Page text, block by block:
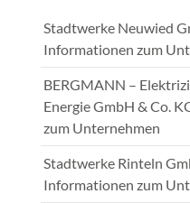
Stadtwerke Neuwied
Informationen zum
BERGMANN –
Energie GmbH & Co.
zum Unternehmen
Stadtwerke Rinteln
Informationen zum